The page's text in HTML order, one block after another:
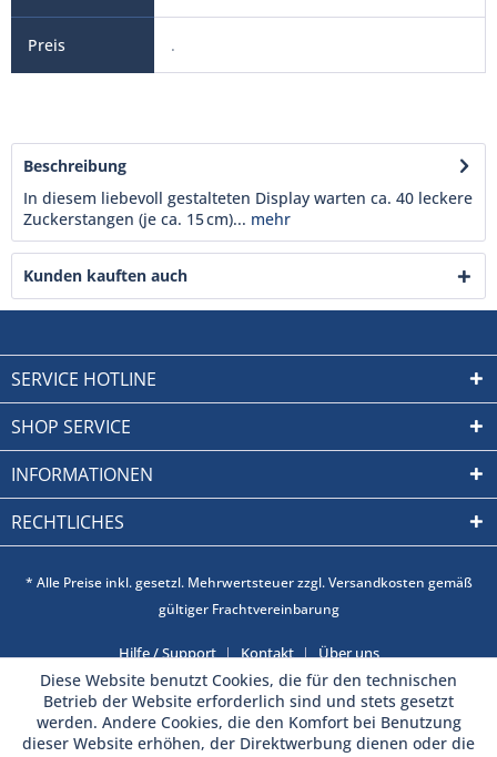
.
Beschreibung
In diesem liebevoll gestalteten Display warten ca. 40 leckere
Zuckerstangen (je ca. 15 cm)... mehr
Kunden kauften auch
SERVICE HOTLINE
SHOP SERVICE
INFORMATIONEN
RECHTLICHES
* Alle Preise inkl. gesetzl. Mehrwertsteuer zzgl. Versandkosten gemäß
gültiger Frachtvereinbarung
Hilfe / Support Kontakt Über uns
Diese Website benutzt Cookies, die für den technischen
Betrieb der Website erforderlich sind und stets gesetzt
werden. Andere Cookies, die den Komfort bei Benutzung
dieser Website erhöhen, der Direktwerbung dienen oder die